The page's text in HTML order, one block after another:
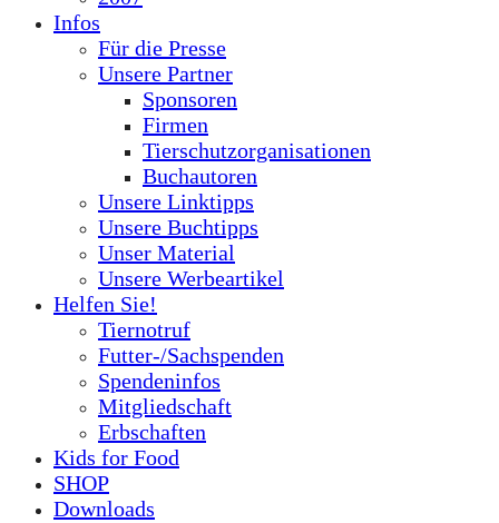
Infos
Für die Presse
Unsere Partner
Sponsoren
Firmen
Tierschutzorganisationen
Buchautoren
Unsere Linktipps
Unsere Buchtipps
Unser Material
Unsere Werbeartikel
Helfen Sie!
Tiernotruf
Futter-/Sachspenden
Spendeninfos
Mitgliedschaft
Erbschaften
Kids for Food
SHOP
Downloads